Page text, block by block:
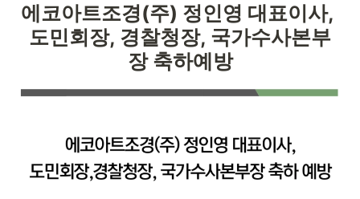
에코아트조경(주) 정인영 대표이사,
도민회장, 경찰청장, 국가수사본부
장 축하예방